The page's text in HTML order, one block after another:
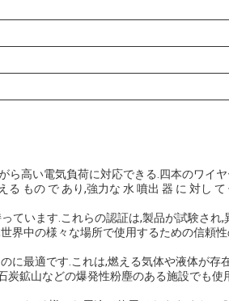
ら高い電気負荷に対応できる.四本のワイ
もの で あり,強力な 水 噴出 器 に 対し て
ています.これらの認証は,製品が試験され,
界中の様々な場所で使用するための信頼
に最適です.これは,燃える気体や液体が存
炭鉱山などの爆発性粉塵のある施設でも使